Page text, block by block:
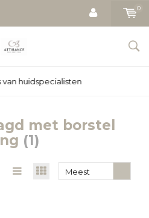
0
bezorging vanaf € 50
met borstel
(1)
Meest